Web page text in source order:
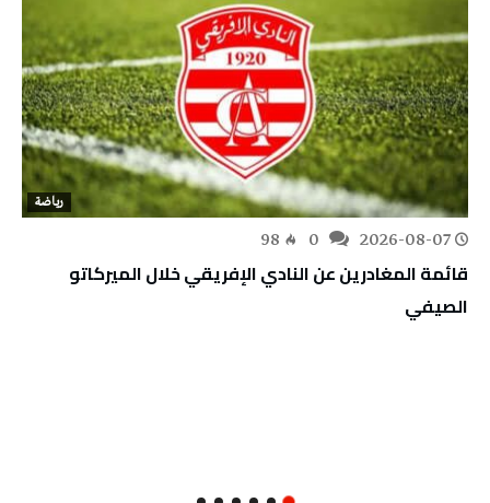
رياضة
2026-08-07
98
قائمة المغادرين عن النادي الإفريقي خلال الميركاتو
الصيفي